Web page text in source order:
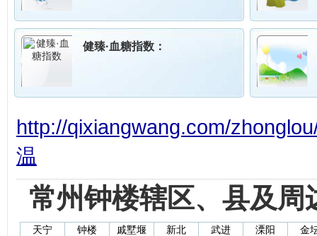
健臻·血糖指数：
http://qixiangwang.com/
温
常州钟楼辖区、县及
天宁 钟楼 戚墅堰 新北 武进 溧阳
金